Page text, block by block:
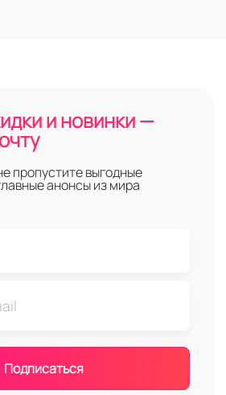
и новинки —
пропустите выгодные
анонсы из мира
Подписаться